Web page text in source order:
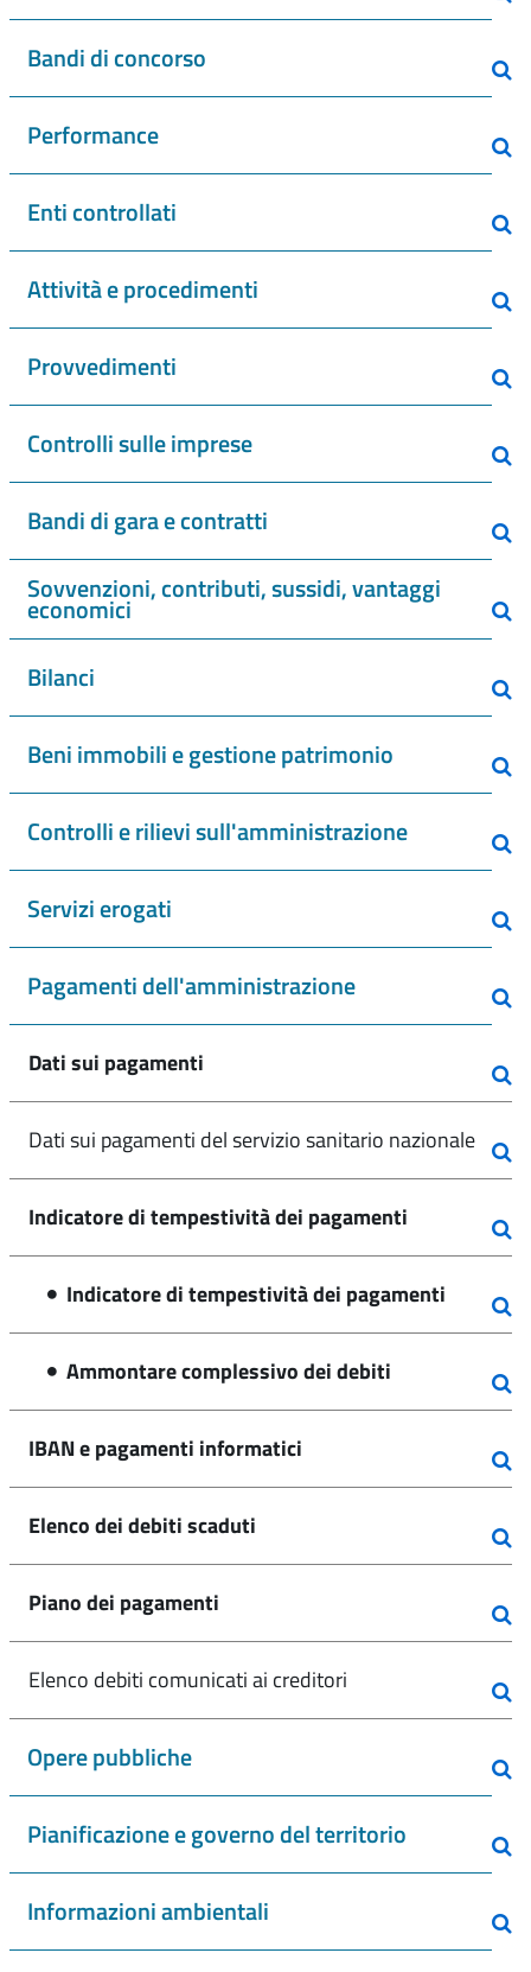
Bandi di concorso
Performance
Enti controllati
Attività e procedimenti
Provvedimenti
Controlli sulle imprese
Bandi di gara e contratti
Sovvenzioni, contributi, sussidi, vantaggi
economici
Bilanci
Beni immobili e gestione patrimonio
Controlli e rilievi sull'amministrazione
Servizi erogati
Pagamenti dell'amministrazione
Dati sui pagamenti
Dati sui pagamenti del servizio sanitario nazionale
Indicatore di tempestività dei pagamenti
Indicatore di tempestività dei pagamenti
Ammontare complessivo dei debiti
IBAN e pagamenti informatici
Elenco dei debiti scaduti
Piano dei pagamenti
Elenco debiti comunicati ai creditori
Opere pubbliche
Pianificazione e governo del territorio
Informazioni ambientali